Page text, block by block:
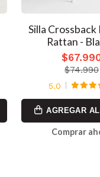
Silla
Rattan -
$74.990
5.0
AGREGAR
Comprar